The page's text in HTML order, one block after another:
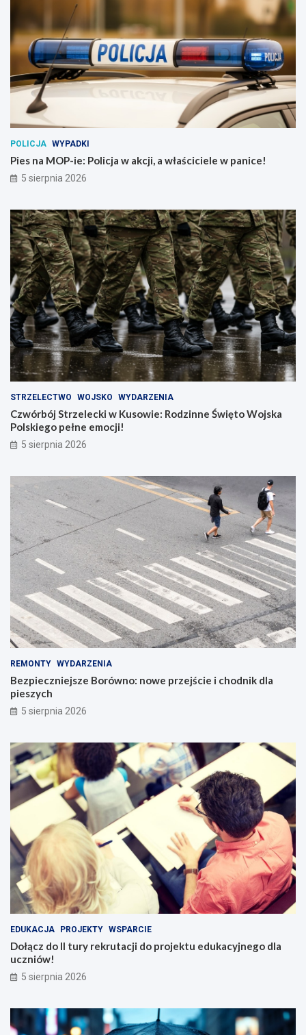
POLICJA WYPADKI
Pies na MOP-ie: Policja w akcji, a właściciele w panice!
5 sierpnia 2026
STRZELECTWO WOJSKO WYDARZENIA
Czwórbój Strzelecki w Kusowie: Rodzinne Święto Wojska
Polskiego pełne emocji!
5 sierpnia 2026
REMONTY WYDARZENIA
Bezpieczniejsze Borówno: nowe przejście i chodnik dla
pieszych
5 sierpnia 2026
EDUKACJA PROJEKTY WSPARCIE
Dołącz do II tury rekrutacji do projektu edukacyjnego dla
uczniów!
5 sierpnia 2026